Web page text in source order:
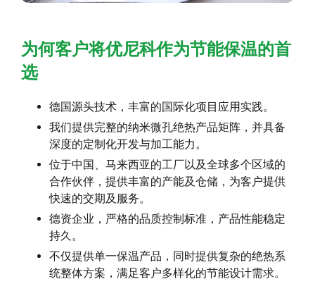
为何客户将优尼科作为节能保温的首
选
德国源头技术，丰富的国际化项目应用实践。
我们提供完整的纳米微孔绝热产品矩阵，并具备
深度的定制化开发与加工能力。
位于中国、马来西亚的工厂以及全球多个区域的
合作伙伴，提供丰富的产能及仓储，为客户提供
快速的交期及服务。
德资企业，严格的品质控制标准，产品性能稳定
持久。
不仅提供单一保温产品，同时提供复杂的绝热系
统整体方案，满足客户多样化的节能设计需求。